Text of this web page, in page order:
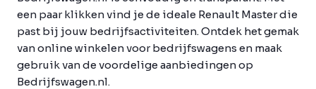
een paar klikken vind je de ideale Renault Master die
past bij jouw bedrijfsactiviteiten. Ontdek het gemak
van online winkelen voor bedrijfswagens en maak
gebruik van de voordelige aanbiedingen op
Bedrijfswagen.nl.